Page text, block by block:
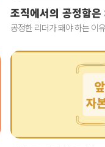
조직에서의 공정함
공정한 리더가 돼야 하는 이